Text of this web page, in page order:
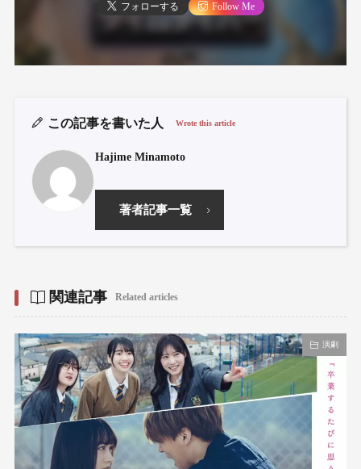
フォローする Follow Me
この記事を書いた人 Wrote this article
Hajime Minamoto
著者記事一覧
関連記事 Related articles
演劇